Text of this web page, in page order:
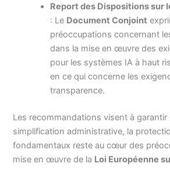
Report des Dispositions sur
: Le Document Conjoint
préoccupations concernant
dans la mise en œuvre des
pour les systèmes IA à haut
en ce qui concerne les
transparence.
Les recommandations visent à garantir
simplification administrative, la
fondamentaux reste au cœur des
mise en œuvre de la Loi Européenne